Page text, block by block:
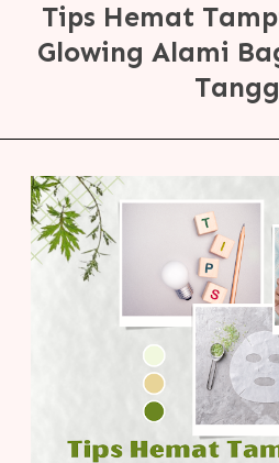
Tips Hemat
Glowing Alami